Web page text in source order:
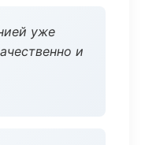
уже
и